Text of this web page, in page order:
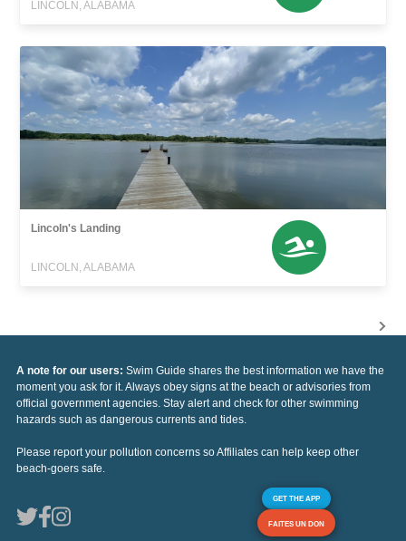
LINCOLN, ALABAMA
Lincoln's Landing
LINCOLN, ALABAMA
A note for our users: Swim Guide shares the best information we have the
moment you ask for it. Always obey signs at the beach or advisories from
official government agencies. Stay alert and check for other swimming
hazards such as dangerous currents and tides.
Please report your pollution concerns so Affiliates can help keep other
beach-goers safe.
GET THE APP
FAITES UN DON